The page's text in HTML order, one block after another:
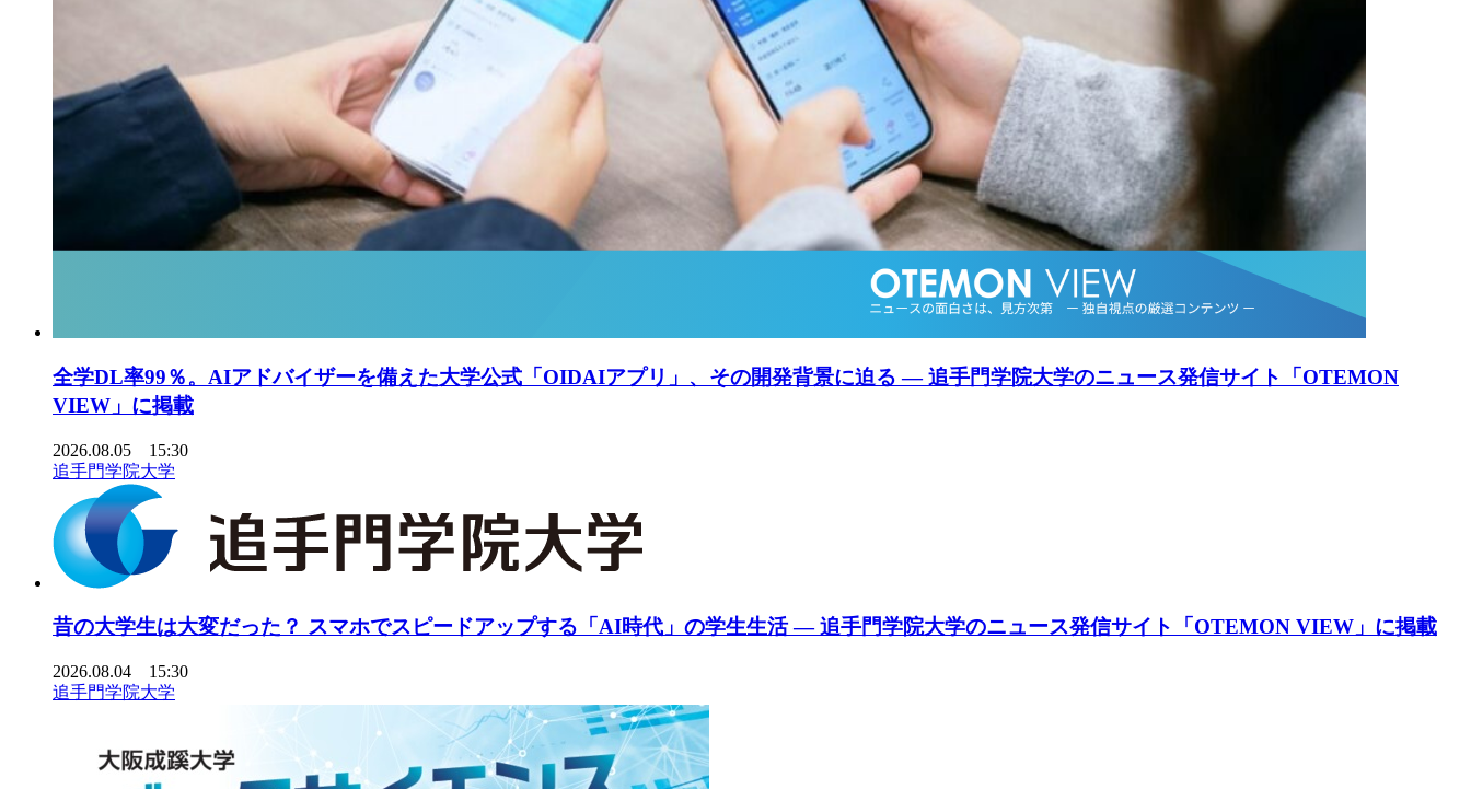
全学DL率99％。AIアドバイザーを備えた大学公式「OIDAIアプリ」、その開発背景に迫る ― 追手門学院大学のニュース発信サイト「OTEMON
VIEW」に掲載
2026.08.05 15:30
追手門学院大学
昔の大学生は大変だった？ スマホでスピードアップする「AI時代」の学生生活 ― 追手門学院大学のニュース発信サイト「OTEMON VIEW」に掲載
2026.08.04 15:30
追手門学院大学